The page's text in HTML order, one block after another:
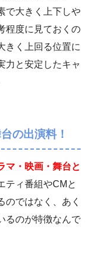
で大きく上下しや
程度に見ておくの
きく上回る位置に
力と安定したキャ
の出演料！
マ・映画・舞台と
ティ番組やCMと
のではなく、あく
るのが特徴なんで